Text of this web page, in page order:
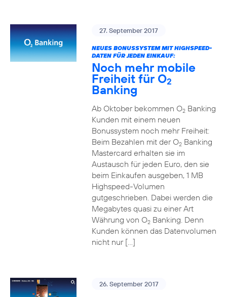
27. September 2017
NEUES BONUSSYSTEM MIT HIGHSPEED-
DATEN FÜR JEDEN EINKAUF:
Noch mehr mobile
Freiheit für O2
Banking
Ab Oktober bekommen O2Banking
Kunden mit einem neuen
Bonussystem noch mehr Freiheit:
Beim Bezahlen mit der O2Banking
Mastercard erhalten sie im
Austausch für jeden Euro, den sie
beim Einkaufen ausgeben, 1 MB
Highspeed-Volumen
gutgeschrieben. Dabei werden die
Megabytes quasi zu einer Art
Währung von O2Banking. Denn
Kunden können das Datenvolumen
nicht nur […]
26. September 2017